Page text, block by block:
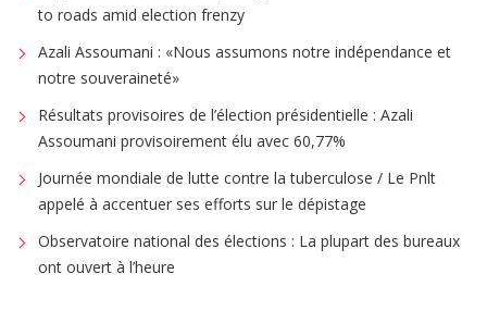
to roads amid election frenzy
Azali Assoumani : «Nous assumons notre indépendance et
notre souveraineté»
Résultats provisoires de l’élection présidentielle : Azali
Assoumani provisoirement élu avec 60,77%
Journée mondiale de lutte contre la tuberculose / Le Pnlt
appelé à accentuer ses efforts sur le dépistage
Observatoire national des élections : La plupart des bureaux
ont ouvert à l’heure